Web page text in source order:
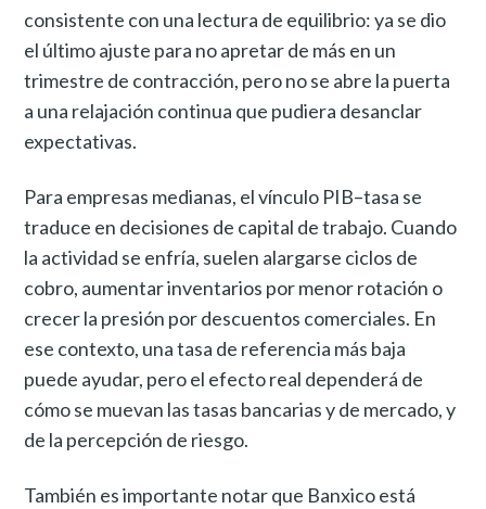
consistente con una lectura de equilibrio: ya se dio
el último ajuste para no apretar de más en un
trimestre de contracción, pero no se abre la puerta
a una relajación continua que pudiera desanclar
expectativas.
Para empresas medianas, el vínculo PIB–tasa se
traduce en decisiones de capital de trabajo. Cuando
la actividad se enfría, suelen alargarse ciclos de
cobro, aumentar inventarios por menor rotación o
crecer la presión por descuentos comerciales. En
ese contexto, una tasa de referencia más baja
puede ayudar, pero el efecto real dependerá de
cómo se muevan las tasas bancarias y de mercado, y
de la percepción de riesgo.
También es importante notar que Banxico está